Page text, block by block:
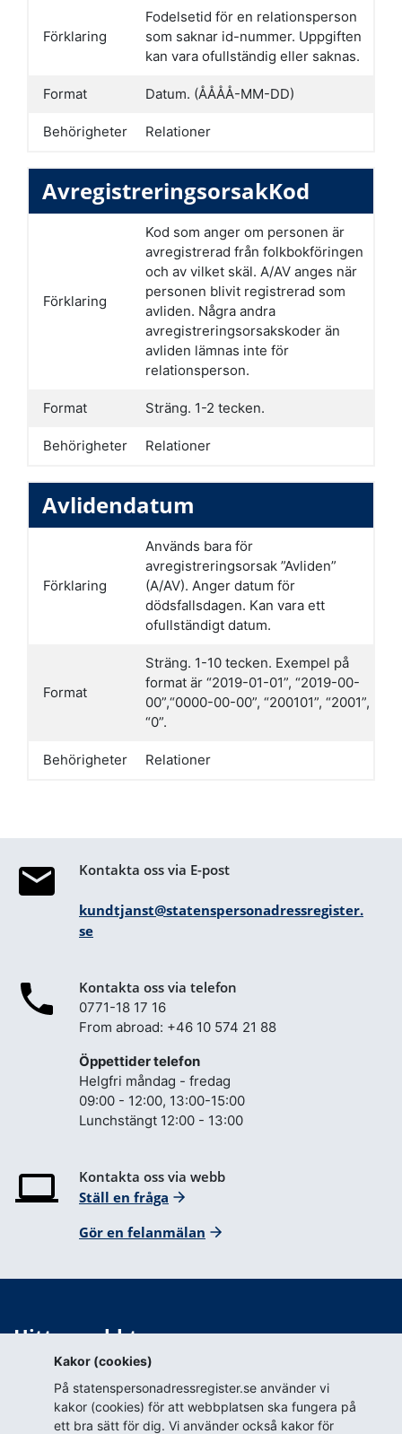
Kakor (cookies)
På statenspersonadressregister.se använder vi
kakor (cookies) för att webbplatsen ska fungera på
ett bra sätt för dig. Vi använder också kakor för
Förklaring
Fodelsetid för en relationsperson
som saknar id-nummer. Uppgiften
kan vara ofullständig eller saknas.
Format Datum. (ÅÅÅÅ-MM-DD)
Behörigheter Relationer
AvregistreringsorsakKod
Förklaring
Kod som anger om personen är
avregistrerad från folkbokföringen
och av vilket skäl. A/AV anges när
personen blivit registrerad som
avliden. Några andra
avregistreringsorsakskoder än
avliden lämnas inte för
relationsperson.
Format Sträng. 1-2 tecken.
Behörigheter Relationer
Avlidendatum
Förklaring
Används bara för
avregistreringsorsak ”Avliden”
(A/AV). Anger datum för
dödsfallsdagen. Kan vara ett
ofullständigt datum.
Format
Sträng. 1-10 tecken. Exempel på
format är “2019-01-01”, “2019-00-
00”,“0000-00-00”, “200101”, “2001”,
“0”.
Behörigheter Relationer
Kontakta oss via E-post
kundtjanst@statenspersonadressregister.
se
Kontakta oss via telefon
0771-18 17 16
From abroad: +46 10 574 21 88
Öppettider telefon
Helgfri måndag - fredag
09:00 - 12:00, 13:00-15:00
Lunchstängt 12:00 - 13:00
Kontakta oss via webb
Ställ en fråga
Gör en felanmälan
Hitta snabbt
Webbkarta
Blanketter för tillstånd